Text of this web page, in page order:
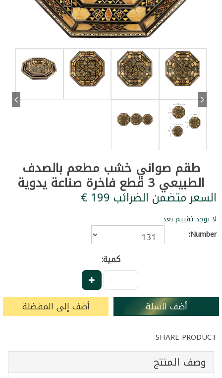
طقم صواني خشب مطعم بالصدف
الطبيعي 3 قطع فاخرة صناعة يدوية
السعر متضمن الضرائب ‏199 €
لا يوجد تقييم بعد
Number:
كمية:
أضف للسلة أضف إلى المفضلة
SHARE PRODUCT
وصف المنتج